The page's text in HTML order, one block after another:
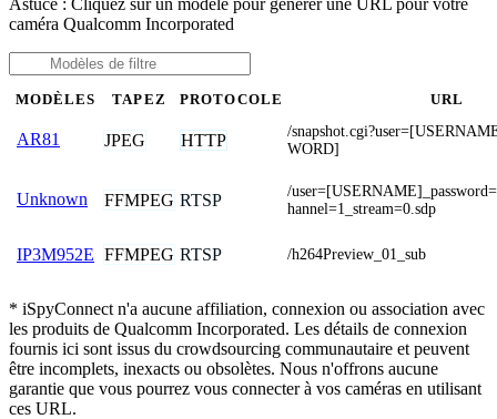
caméra Qualcomm Incorporated
MODÈLES TAPEZ PROTOCOLE URL
AR81 JPEG HTTP
/
WORD]
Unknown FFMPEG RTSP
/
hannel=1_stream=0.sdp
IP3M952E FFMPEG RTSP /h264Preview_01_sub
* iSpyConnect n'a aucune affiliation, connexion ou association avec
les produits de Qualcomm Incorporated. Les détails de connexion
fournis ici sont issus du crowdsourcing communautaire et peuvent
être incomplets, inexacts ou obsolètes. Nous n'offrons aucune
garantie que vous pourrez vous connecter à vos caméras en utilisant
ces URL.